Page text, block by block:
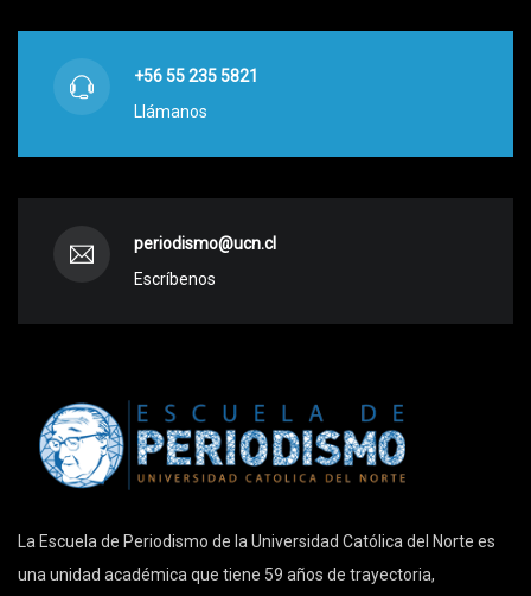
+56 55 235 5821
Llámanos
periodismo@ucn.cl
Escríbenos
La Escuela de Periodismo de la Universidad Católica del Norte es
una unidad académica que tiene 59 años de trayectoria,